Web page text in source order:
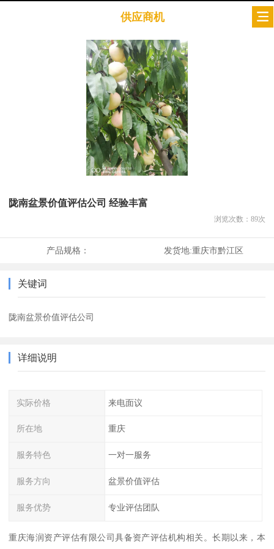
供应商机
陇南盆景价值评估公司 经验丰富
浏览次数： 89次
产品规格： 发货地:重庆市黔江区
关键词
陇南盆景价值评估公司
详细说明
实际价格 来电面议
所在地 重庆
服务特色 一对一服务
服务方向 盆景价值评估
服务优势 专业评估团队
重庆海润资产评估有限公司具备资产评估机构相关。长期以来，本